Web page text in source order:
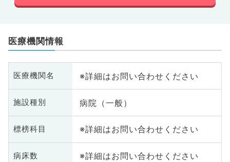
医療機関情報
医療機関名 ※詳細はお問い合わせください
施設種別 病院（一般）
標榜科目 ※詳細はお問い合わせください
病床数 ※詳細はお問い合わせください